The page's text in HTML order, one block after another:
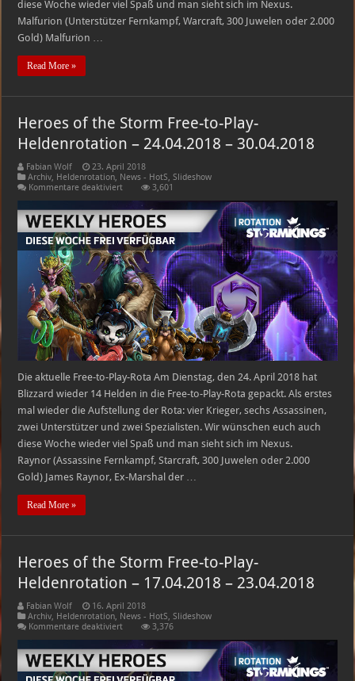
diese Woche wieder viel Spaß und man sieht sich im Nexus.
Malfurion (Unterstützer Fernkampf, Warcraft, 300 Juwelen oder 2.000
Gold) Malfurion …
Read More »
Heroes of the Storm Free-to-Play-
Heldenrotation – 24.04.2018 – 30.04.2018
Fabian Wolf
23. April 2018
Archiv, Heldenrotation, News - HotS,Slideshow
Kommentare deaktiviertfür
of
the
Storm
Free-
to-
Play-
Heldenrotation
–
24.04.2018
–
30.04.2018
3,601
Die aktuelle Free-to-Play-Rota Am Dienstag, den 24. April 2018 hat
Blizzard wieder 14 Helden in die Free-to-Play-Rota gepackt. Als erstes
mal wieder die Aufstellung der Rota: vier Krieger, sechs Assassinen,
zwei Unterstützer und zwei Spezialisten. Wir wünschen euch auch
diese Woche wieder viel Spaß und man sieht sich im Nexus.
Raynor (Assassine Fernkampf, Starcraft, 300 Juwelen oder 2.000
Gold) James Raynor, Ex-Marshal der …
Read More »
Heroes of the Storm Free-to-Play-
Heldenrotation – 17.04.2018 – 23.04.2018
Fabian Wolf
16. April 2018
Archiv, Heldenrotation, News - HotS,Slideshow
Kommentare deaktiviertfür
of
the
Storm
Free-
3,376